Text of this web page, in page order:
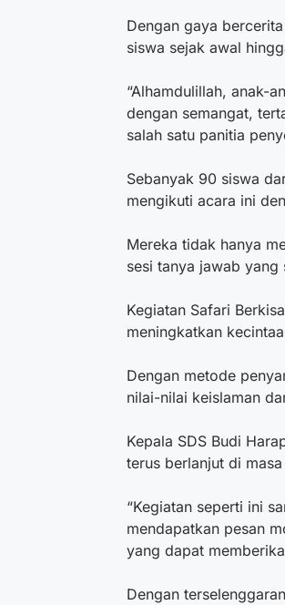
Dengan gaya
siswa sejak awal
“Alhamdulillah, anak-
dengan semangat,
salah satu panitia
Sebanyak 90 siswa
mengikuti acara ini
Mereka tidak hanya
sesi tanya jawab
Kegiatan Safari
meningkatkan
Dengan metode
nilai-nilai keislaman
Kepala SDS Budi
terus berlanjut di
“Kegiatan seperti ini
mendapatkan pesan
yang dapat
Dengan